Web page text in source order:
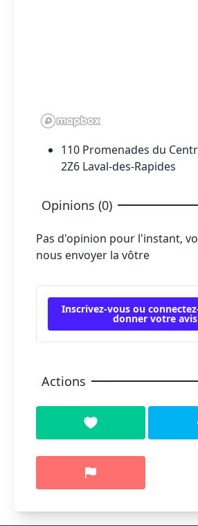
110 Promenades du
2Z6 Laval-des-Rapides
Opinions (0)
Pas d'opinion pour l'instant,
nous envoyer la vôtre
Inscrivez-vous ou
donner votre avis
Actions